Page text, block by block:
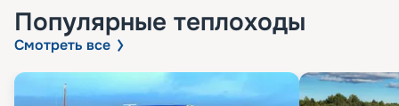
Популярные теплоходы
Смотреть все